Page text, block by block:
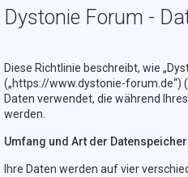
Dystonie Forum -
Diese Richtlinie beschreibt, wie
(„https://www.dystonie-forum.de“)
Daten verwendet, die während
werden.
Umfang und Art der
Ihre Daten werden auf vier